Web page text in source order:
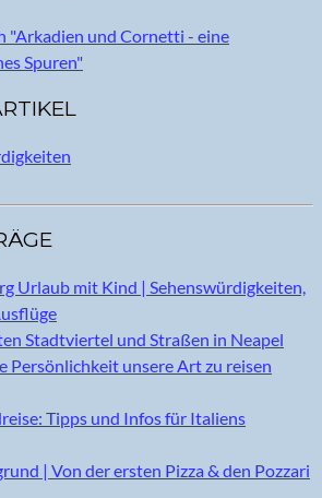
Urlaub mit Kind | Sehenswürdigkeiten,
Stadtviertel und Straßen in Neapel
Persönlichkeit unsere Art zu reisen
Tipps und Infos für Italiens
| Von der ersten Pizza & den Pozzari